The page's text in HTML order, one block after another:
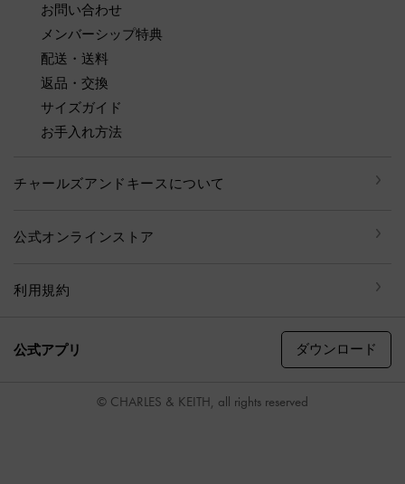
お問い合わせ
メンバーシップ特典
配送・送料
返品・交換
サイズガイド
お手入れ方法
チャールズアンドキースについて
公式オンラインストア
利用規約
公式アプリ ダウンロード
© CHARLES & KEITH, all rights reserved